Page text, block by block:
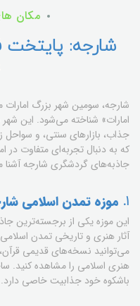
مکان
شارجه: پایتخت
شارجه، سومین شهر بزرگ
امارات» شناخته می‌شود. این
جذاب، بازارهای سنتی، و
که به دنبال تجربه‌ای متفاوت در
جاذبه‌های گردشگری شارجه
1. موزه تمدن اسلامی
این موزه یکی از برجسته‌ترین
آثار هنری و تاریخی تمدن
می‌توانید نسخه‌های قدیمی قرآن،
هنری اسلامی را مشاهده کنید.
باشکوه خود جذابیت خاصی دارد.